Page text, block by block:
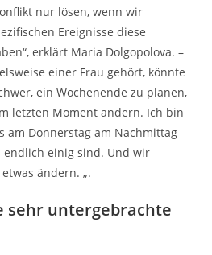
nur lösen, wenn wir
Ereignisse diese
erklärt Maria Dolgopolova. –
einer Frau gehört, könnte
ein Wochenende zu planen,
letzten Moment ändern. Ich bin
am Donnerstag am Nachmittag
einig sind. Und wir
ändern. „.
sehr untergebrachte